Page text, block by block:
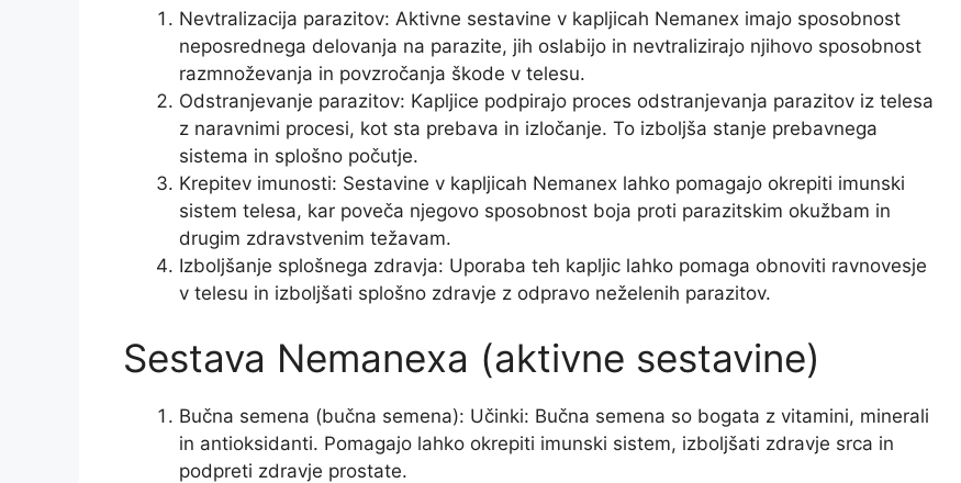
Nevtralizacija parazitov: Aktivne sestavine v kapljicah Nemanex imajo sposobnost
neposrednega delovanja na parazite, jih oslabijo in nevtralizirajo njihovo sposobnost
razmnoževanja in povzročanja škode v telesu.
Odstranjevanje parazitov: Kapljice podpirajo proces odstranjevanja parazitov iz telesa
z naravnimi procesi, kot sta prebava in izločanje. To izboljša stanje prebavnega
sistema in splošno počutje.
Krepitev imunosti: Sestavine v kapljicah Nemanex lahko pomagajo okrepiti imunski
sistem telesa, kar poveča njegovo sposobnost boja proti parazitskim okužbam in
drugim zdravstvenim težavam.
Izboljšanje splošnega zdravja: Uporaba teh kapljic lahko pomaga obnoviti ravnovesje
v telesu in izboljšati splošno zdravje z odpravo neželenih parazitov.
Sestava Nemanexa (aktivne sestavine)
Bučna semena (bučna semena): Učinki: Bučna semena so bogata z vitamini, minerali
in antioksidanti. Pomagajo lahko okrepiti imunski sistem, izboljšati zdravje srca in
podpreti zdravje prostate.